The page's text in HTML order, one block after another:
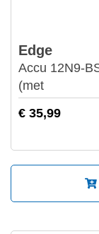
Edge
Accu 12N9-
(met
€ 35,99